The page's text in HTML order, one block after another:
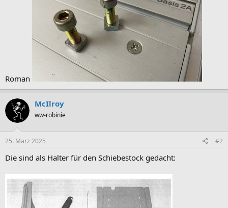
Roman
McIlroy
ww-robinie
25. März 2025 #2
Die sind als Halter für den Schiebestock gedacht: